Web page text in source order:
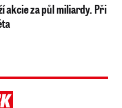
akcie za půl miliardy. Při